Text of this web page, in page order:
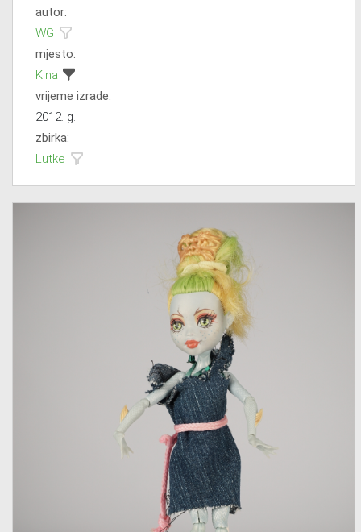
autor:
WG
mjesto:
Kina
vrijeme izrade:
2012. g.
zbirka:
Lutke